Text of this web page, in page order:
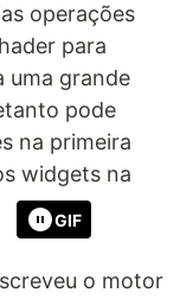
operações
para
uma grande
pode
na primeira
widgets na
GIF
o motor